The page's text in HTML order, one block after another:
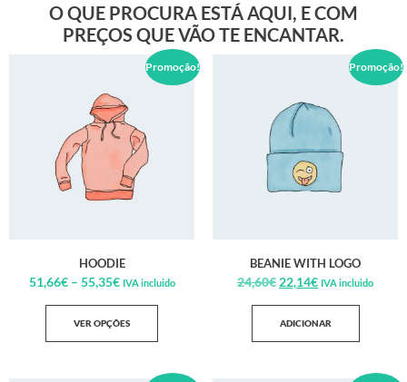
O QUE PROCURA ESTÁ AQUI, E COM
PREÇOS QUE VÃO TE ENCANTAR.
Promoção!
HOODIE
51,66€ – 55,35€ IVA incluido
VER OPÇÕES
Promoção!
BEANIE WITH LOGO
24,60€ 22,14€ IVA incluido
ADICIONAR